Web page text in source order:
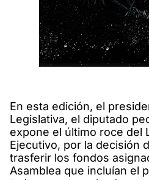
En esta edición, el
Legislativa, el diputado
expone el último roce del
Ejecutivo, por la decisión
trasferir los fondos
Asamblea que incluían el